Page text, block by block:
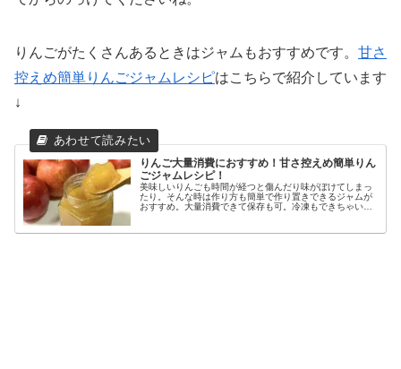
りんごがたくさんあるときはジャムもおすすめです。 甘さ
控えめ簡単りんごジャムレシピはこちらで紹介しています
↓
りんご大量消費におすすめ！甘さ控えめ簡単りん
ごジャムレシピ！
美味しいりんごも時間が経つと傷んだり味がぼけてしまっ
たり。そんな時は作り方も簡単で作り置きできるジャムが
おすすめ。大量消費できて保存も可。冷凍もできちゃいま